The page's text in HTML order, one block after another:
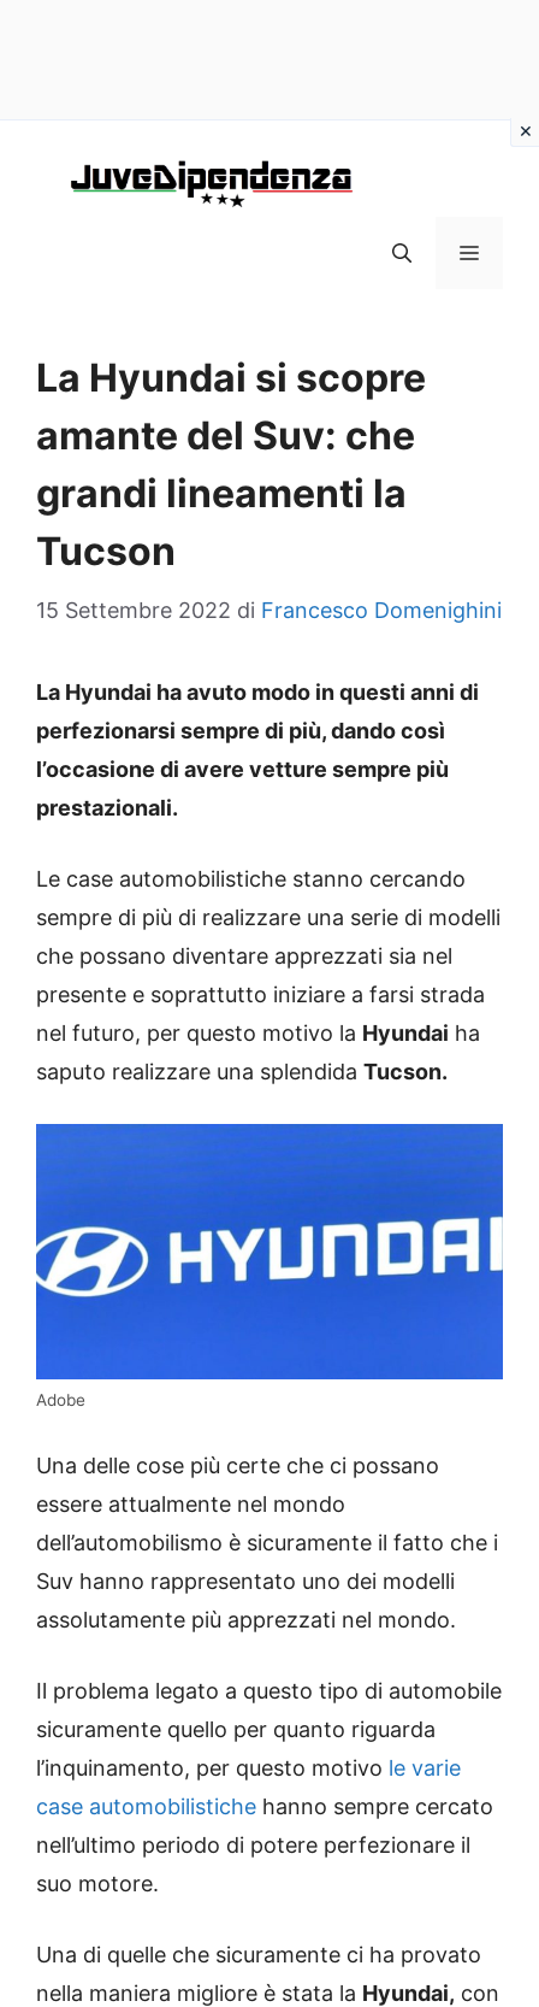
MENU
La Hyundai si scopre
amante del Suv: che
grandi lineamenti la
Tucson
15 Settembre 2022 di Francesco Domenighini
La Hyundai ha avuto modo in questi anni di
perfezionarsi sempre di più, dando così
l’occasione di avere vetture sempre più
prestazionali.
Le case automobilistiche stanno cercando
sempre di più di realizzare una serie di modelli
che possano diventare apprezzati sia nel
presente e soprattutto iniziare a farsi strada
nel futuro, per questo motivo la Hyundai ha
saputo realizzare una splendida Tucson.
Adobe
Una delle cose più certe che ci possano
essere attualmente nel mondo
dell’automobilismo è sicuramente il fatto che i
Suv hanno rappresentato uno dei modelli
assolutamente più apprezzati nel mondo.
Il problema legato a questo tipo di automobile
sicuramente quello per quanto riguarda
l’inquinamento, per questo motivo le varie
case automobilistiche hanno sempre cercato
nell’ultimo periodo di potere perfezionare il
suo motore.
Una di quelle che sicuramente ci ha provato
nella maniera migliore è stata la Hyundai, con